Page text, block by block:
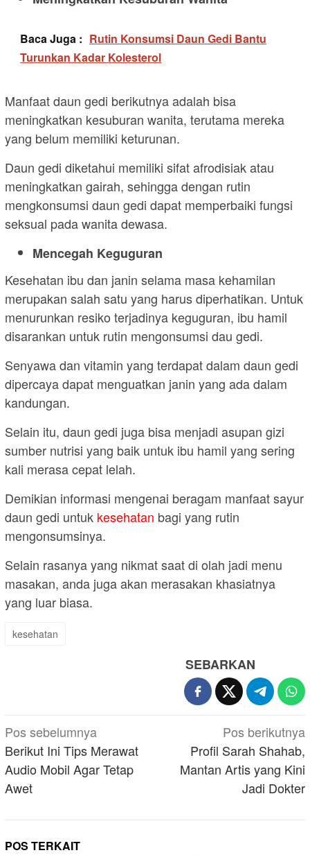
Baca Juga : Rutin Konsumsi Daun Gedi Bantu
Turunkan Kadar Kolesterol
Manfaat daun gedi berikutnya adalah bisa
meningkatkan kesuburan wanita, terutama mereka
yang belum memiliki keturunan.
Daun gedi diketahui memiliki sifat afrodisiak atau
meningkatkan gairah, sehingga dengan rutin
mengkonsumsi daun gedi dapat memperbaiki fungsi
seksual pada wanita dewasa.
Mencegah Keguguran
Kesehatan ibu dan janin selama masa kehamilan
merupakan salah satu yang harus diperhatikan. Untuk
menurunkan resiko terjadinya keguguran, ibu hamil
disarankan untuk rutin mengonsumsi dau gedi.
Senyawa dan vitamin yang terdapat dalam daun gedi
dipercaya dapat menguatkan janin yang ada dalam
kandungan.
Selain itu, daun gedi juga bisa menjadi asupan gizi
sumber nutrisi yang baik untuk ibu hamil yang sering
kali merasa cepat lelah.
Demikian informasi mengenai beragam manfaat sayur
daun gedi untuk kesehatan bagi yang rutin
mengonsumsinya.
Selain rasanya yang nikmat saat di olah jadi menu
masakan, anda juga akan merasakan khasiatnya
yang luar biasa.
kesehatan
SEBARKAN
Navigasi
pos
Pos sebelumnya
Berikut Ini Tips Merawat
Audio Mobil Agar Tetap
Awet
Pos berikutnya
Profil Sarah Shahab,
Mantan Artis yang Kini
Jadi Dokter
POS TERKAIT